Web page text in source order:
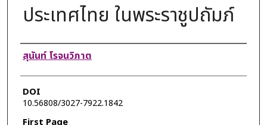
ประเทศไทย ในพระราชูปถัมภ์
Authors
สุนันท์ โรจนวิภาต
DOI
10.56808/3027-7922.1842